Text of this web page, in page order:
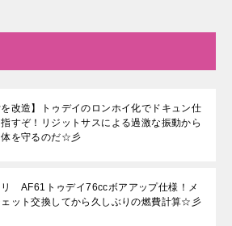
を改造】トゥデイのロンホイ化でドキュン仕
すぞ！リジットサスによる過激な振動から
を守るのだ☆彡
リ AF61トゥデイ76ccボアアップ仕様！メ
ェット交換してから久しぶりの燃費計算☆彡